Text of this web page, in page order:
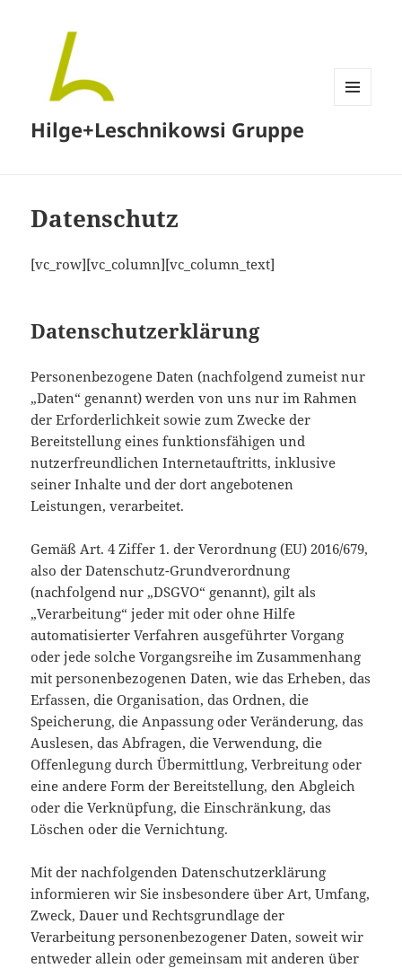
Hilge+Leschnikowsi Gruppe
Datenschutz
[vc_row][vc_column][vc_column_text]
Datenschutzerklärung
Personenbezogene Daten (nachfolgend zumeist nur
„Daten“ genannt) werden von uns nur im Rahmen
der Erforderlichkeit sowie zum Zwecke der
Bereitstellung eines funktionsfähigen und
nutzerfreundlichen Internetauftritts, inklusive
seiner Inhalte und der dort angebotenen
Leistungen, verarbeitet.
Gemäß Art. 4 Ziffer 1. der Verordnung (EU) 2016/679,
also der Datenschutz-Grundverordnung
(nachfolgend nur „DSGVO“ genannt), gilt als
„Verarbeitung“ jeder mit oder ohne Hilfe
automatisierter Verfahren ausgeführter Vorgang
oder jede solche Vorgangsreihe im Zusammenhang
mit personenbezogenen Daten, wie das Erheben, das
Erfassen, die Organisation, das Ordnen, die
Speicherung, die Anpassung oder Veränderung, das
Auslesen, das Abfragen, die Verwendung, die
Offenlegung durch Übermittlung, Verbreitung oder
eine andere Form der Bereitstellung, den Abgleich
oder die Verknüpfung, die Einschränkung, das
Löschen oder die Vernichtung.
Mit der nachfolgenden Datenschutzerklärung
informieren wir Sie insbesondere über Art, Umfang,
Zweck, Dauer und Rechtsgrundlage der
Verarbeitung personenbezogener Daten, soweit wir
entweder allein oder gemeinsam mit anderen über